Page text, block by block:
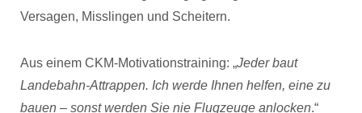
Versagen, Misslingen und Scheitern.
Aus einem CKM-Motivationstraining: „Jeder baut
Landebahn-Attrappen. Ich werde Ihnen helfen, eine zu
bauen – sonst werden Sie nie Flugzeuge anlocken.“